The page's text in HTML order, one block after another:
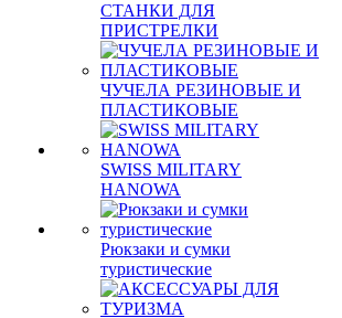
СТАНКИ ДЛЯ
ПРИСТРЕЛКИ
ЧУЧЕЛА РЕЗИНОВЫЕ И
ПЛАСТИКОВЫЕ
SWISS MILITARY
HANOWA
Рюкзаки и сумки
туристические